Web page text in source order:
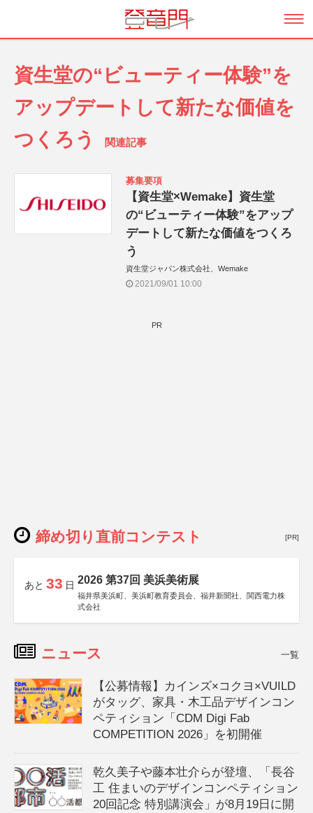
資生堂の“ビューティー体験”を
アップデートして新たな価値を
つくろう
関連記事
募集要項
【資生堂×Wemake】資生堂
の“ビューティー体験”をアップ
デートして新たな価値をつくろ
う
資生堂ジャパン株式会社、Wemake
2021/09/01 10:00
PR
締め切り直前コンテスト [PR]
あと 33 日 2026 第37回 美浜美術展
福井県美浜町、美浜町教育委員会、福井新聞社、関西電力株
式会社
ニュース 一覧
【公募情報】カインズ×コクヨ×VUILD
がタッグ、家具・木工品デザインコン
ペティション「CDM Digi Fab
COMPETITION 2026」を初開催
乾久美子や藤本壮介らが登壇、「長谷
工 住まいのデザインコンペティション
20回記念 特別講演会」が8月19日に開